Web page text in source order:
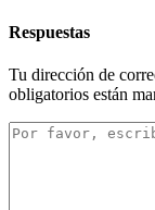
Respuestas
Tu dirección de
obligatorios están